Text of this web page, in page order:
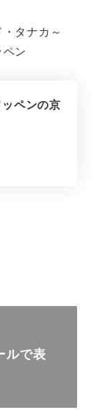
タナカ～
ン
ペンの京
ルで表